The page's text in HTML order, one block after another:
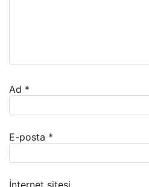
Ad *
E-posta *
İnternet sitesi